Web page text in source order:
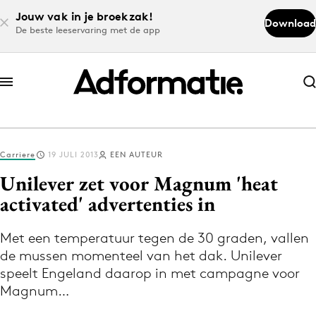
Jouw vak in je broekzak!
De beste leeservaring met de app
Download
Abonneer nu
Abonneer nu
Log in
Volg het laatste nieuws via de Adformatie
Nieuws app
Carriere 19 JULI 2013 EEN AUTEUR
Unilever zet voor Magnum 'heat
activated' advertenties in
Met een temperatuur tegen de 30 graden, vallen
de mussen momenteel van het dak. Unilever
speelt Engeland daarop in met campagne voor
Magnum…